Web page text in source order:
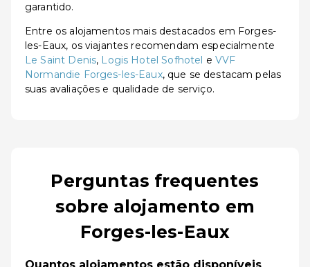
garantido.
Entre os alojamentos mais destacados em Forges-
les-Eaux, os viajantes recomendam especialmente
Le Saint Denis, Logis Hotel Sofhotel e VVF
Normandie Forges-les-Eaux, que se destacam pelas
suas avaliações e qualidade de serviço.
Perguntas frequentes
sobre alojamento em
Forges-les-Eaux